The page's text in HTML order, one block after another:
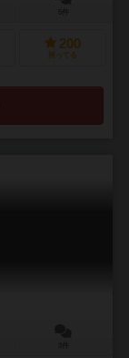
200
持ってる